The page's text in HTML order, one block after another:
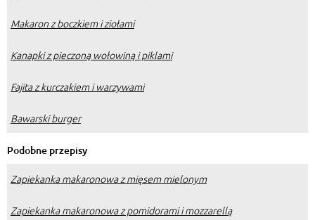
Makaron z boczkiem i ziołami
Kanapki z pieczoną wołowiną i piklami
Fajita z kurczakiem i warzywami
Bawarski burger
Podobne przepisy
Zapiekanka makaronowa z mięsem mielonym
Zapiekanka makaronowa z pomidorami i mozzarellą